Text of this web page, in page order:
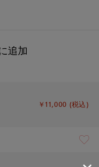
追加
￥11,000 (税込)